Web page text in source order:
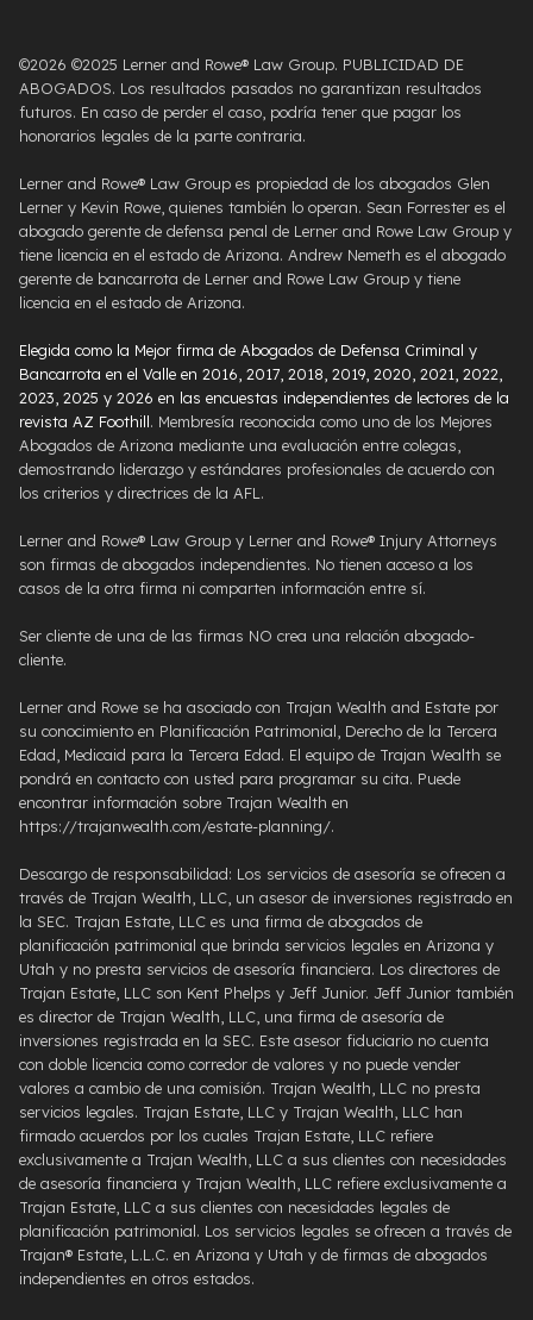
©2026 ©2025 Lerner and Rowe® Law Group. PUBLICIDAD DE
ABOGADOS. Los resultados pasados ​​no garantizan resultados
futuros. En caso de perder el caso, podría tener que pagar los
honorarios legales de la parte contraria.
Lerner and Rowe® Law Group es propiedad de los abogados Glen
Lerner y Kevin Rowe, quienes también lo operan. Sean Forrester es el
abogado gerente de defensa penal de Lerner and Rowe Law Group y
tiene licencia en el estado de Arizona. Andrew Nemeth es el abogado
gerente de bancarrota de Lerner and Rowe Law Group y tiene
licencia en el estado de Arizona.
Elegida como la Mejor firma de Abogados de Defensa Criminal y
Bancarrota en el Valle en 2016, 2017, 2018, 2019, 2020, 2021, 2022,
2023, 2025 y 2026 en las encuestas independientes de lectores de la
revista AZ Foothill. Membresía reconocida como uno de los Mejores
Abogados de Arizona mediante una evaluación entre colegas,
demostrando liderazgo y estándares profesionales de acuerdo con
los criterios y directrices de la AFL.
Lerner and Rowe® Law Group y Lerner and Rowe® Injury Attorneys
son firmas de abogados independientes. No tienen acceso a los
casos de la otra firma ni comparten información entre sí.
Ser cliente de una de las firmas NO crea una relación abogado-
cliente.
Lerner and Rowe se ha asociado con Trajan Wealth and Estate por
su conocimiento en Planificación Patrimonial, Derecho de la Tercera
Edad, Medicaid para la Tercera Edad. El equipo de Trajan Wealth se
pondrá en contacto con usted para programar su cita. Puede
encontrar información sobre Trajan Wealth en
https://trajanwealth.com/estate-planning/.
Descargo de responsabilidad: Los servicios de asesoría se ofrecen a
través de Trajan Wealth, LLC, un asesor de inversiones registrado en
la SEC. Trajan Estate, LLC es una firma de abogados de
planificación patrimonial que brinda servicios legales en Arizona y
Utah y no presta servicios de asesoría financiera. Los directores de
Trajan Estate, LLC son Kent Phelps y Jeff Junior. Jeff Junior también
es director de Trajan Wealth, LLC, una firma de asesoría de
inversiones registrada en la SEC. Este asesor fiduciario no cuenta
con doble licencia como corredor de valores y no puede vender
valores a cambio de una comisión. Trajan Wealth, LLC no presta
servicios legales. Trajan Estate, LLC y Trajan Wealth, LLC han
firmado acuerdos por los cuales Trajan Estate, LLC refiere
exclusivamente a Trajan Wealth, LLC a sus clientes con necesidades
de asesoría financiera y Trajan Wealth, LLC refiere exclusivamente a
Trajan Estate, LLC a sus clientes con necesidades legales de
planificación patrimonial. Los servicios legales se ofrecen a través de
Trajan® Estate, L.L.C. en Arizona y Utah y de firmas de abogados
independientes en otros estados.